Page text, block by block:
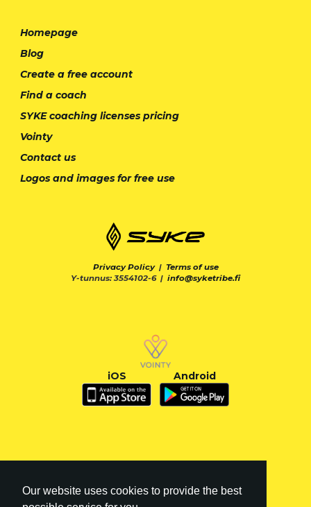
Our website uses cookies to provide the best
Homepage
Blog
Create a free account
Find a coach
SYKE coaching licenses pricing
Vointy
Contact us
Logos and images for free use
Privacy Policy| Terms of use
Y-tunnus: 3554102-6 | info@syketribe.fi
iOS Android